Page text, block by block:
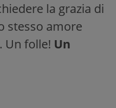
la grazia di
stesso amore
Un folle! Un